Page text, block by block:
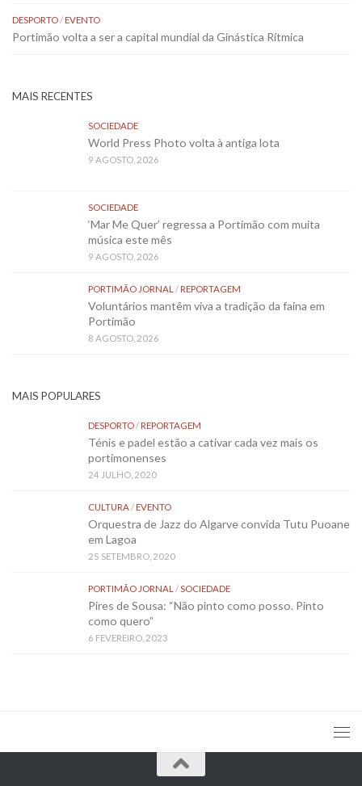
DESPORTO/EVENTO
Portimão volta a ser a capital mundial da Ginástica Rítmica
MAIS RECENTES
SOCIEDADE
World Press Photo volta à antiga lota
9 AGOSTO, 2026
SOCIEDADE
‘Mar Me Quer’ regressa a Portimão com muita
música este mês
9 AGOSTO, 2026
PORTIMÃO JORNAL /REPORTAGEM
Voluntários mantêm viva a tradição da faina em
Portimão
8 AGOSTO, 2026
MAIS POPULARES
DESPORTO/REPORTAGEM
Ténis e padel estão a cativar cada vez mais os
portimonenses
24 JULHO, 2020
CULTURA/EVENTO
Orquestra de Jazz do Algarve convida Tutu Puoane
em Lagoa
25 SETEMBRO, 2020
PORTIMÃO JORNAL /SOCIEDADE
Pires de Sousa: “Não pinto como posso. Pinto
como quero”
6 FEVEREIRO, 2023